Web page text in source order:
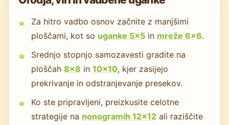
Za hitro vadbo osnov začnite z manjšimi
ploščami, kot so uganke 5×5in mreže 6×6.
Srednjo stopnjo samozavesti gradite na
ploščah 8x8 in 10x10, kjer zasijejo
prekrivanje in odstranjevanje presekov.
Ko ste pripravljeni, preizkusite celotne
strategije na nonogramih 12x12ali raziščite